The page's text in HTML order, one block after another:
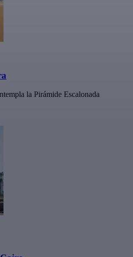
la Pirámide Escalonada